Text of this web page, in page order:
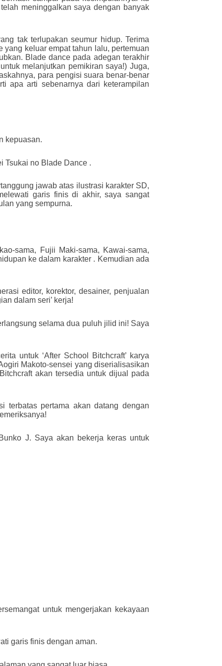
meninggalkan saya dengan banyak
tak terlupakan seumur hidup. Terima
keluar empat tahun lalu, pertemuan
Blade dance pada adegan terakhir
melanjutkan pemikiran saya!) Juga,
para pengisi suara benar-benar
apa arti sebenarnya dari keterampilan
kepuasan.
Tsukai no Blade Dance .
jawab atas ilustrasi karakter SD,
garis finis di akhir, saya sangat
yang sempurna.
sama, Fujii Maki-sama, Kawai-sama,
ke dalam karakter . Kemudian ada
editor, korektor, desainer, penjualan
dalam seri’ kerja!
selama dua puluh jilid ini! Saya
untuk ‘After School Bitchcraft’ karya
Makoto-sensei yang diserialisasikan
akan tersedia untuk dijual pada
pertama akan datang dengan
J. Saya akan bekerja keras untuk
untuk mengerjakan kekayaan
garis finis dengan aman.